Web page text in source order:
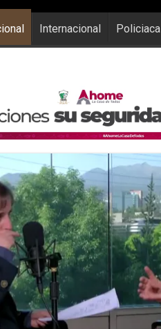
Internacional Policiaca